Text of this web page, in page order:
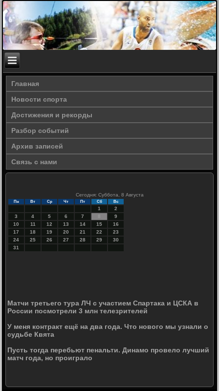
Главная
Новости спорта
Достижения и рекорды
Разбор событий
Архив записей
Связь с нами
Сегодня: Суббота, 8 Августа
Пн Вт Ср Чт Пт Сб Вс
1
2
3
4 5 6 7 8
9
10
11 12 13 14 15
16
17
18 19 20 21 22
23
24
25 26 27 28 29
30
31
Матчи третьего тура ЛЧ с участием Спартака и ЦСКА в
России посмотрели 3 млн телезрителей
У меня контракт ещё на два года. Что нового мы узнали о
судьбе Квята
Пусть тогда перебьют пенальти. Динамо провело лучший
матч года, но проиграло